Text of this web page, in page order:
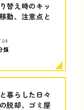
替え時のキッ
動、注意点と
類
暮らした日々
脱却、ゴミ屋